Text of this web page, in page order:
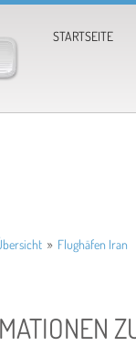
STARTSEITE
» Flughäfen Iran